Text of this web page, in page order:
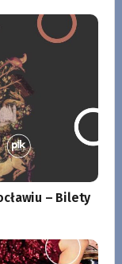
– Bilety